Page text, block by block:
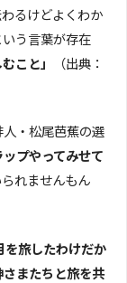
るけどよくわか
いう言葉が存在
こと」
（出典：
人・松尾芭蕉の選
ップやってみせて
れませんもん
を旅したわけだか
またちと旅を共